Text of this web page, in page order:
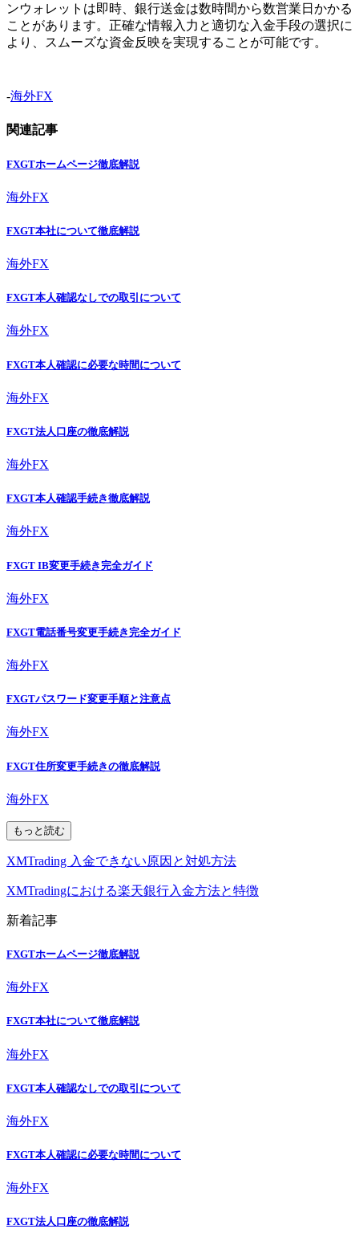
ンウォレットは即時、銀行送金は数時間から数営業日かかる
ことがあります。正確な情報入力と適切な入金手段の選択に
より、スムーズな資金反映を実現することが可能です。
-海外FX
関連記事
FXGTホームページ徹底解説
海外FX
FXGT本社について徹底解説
海外FX
FXGT本人確認なしでの取引について
海外FX
FXGT本人確認に必要な時間について
海外FX
FXGT法人口座の徹底解説
海外FX
FXGT本人確認手続き徹底解説
海外FX
FXGT IB変更手続き完全ガイド
海外FX
FXGT電話番号変更手続き完全ガイド
海外FX
FXGTパスワード変更手順と注意点
海外FX
FXGT住所変更手続きの徹底解説
海外FX
もっと読む
XMTrading 入金できない原因と対処方法
XMTradingにおける楽天銀行入金方法と特徴
新着記事
FXGTホームページ徹底解説
海外FX
FXGT本社について徹底解説
海外FX
FXGT本人確認なしでの取引について
海外FX
FXGT本人確認に必要な時間について
海外FX
FXGT法人口座の徹底解説